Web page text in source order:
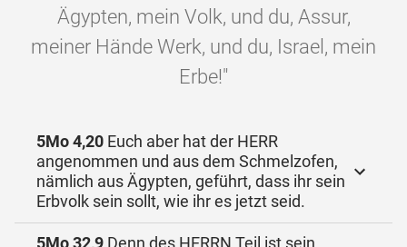
Ägypten, mein Volk, und du, Assur,
meiner Hände Werk, und du, Israel, mein
Erbe!"
5Mo 4,20 Euch aber hat der HERR
angenommen und aus dem Schmelzofen,
nämlich aus Ägypten, geführt, dass ihr sein
Erbvolk sein sollt, wie ihr es jetzt seid.
5Mo 32,9 Denn des HERRN Teil ist sein